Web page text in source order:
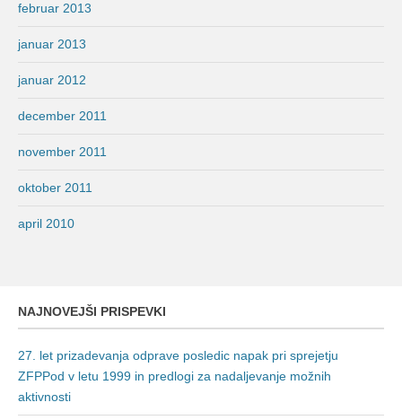
februar 2013
januar 2013
januar 2012
december 2011
november 2011
oktober 2011
april 2010
NAJNOVEJŠI PRISPEVKI
27. let prizadevanja odprave posledic napak pri sprejetju
ZFPPod v letu 1999 in predlogi za nadaljevanje možnih
aktivnosti